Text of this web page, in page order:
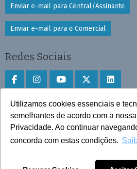
Utilizamos cookies essenciais e
semelhantes de acordo com a
Privacidade. Ao continuar
concorda com estas condições.
Enviar e-mail para Central/Assinante
Enviar e-mail para o Comercial
Redes Sociais
Faça download do aplicativo
Play Store e App Store
Todos os direitos reservados ©